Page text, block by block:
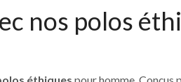
nos polos